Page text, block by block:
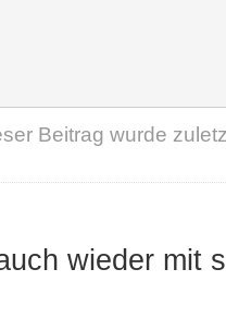
Beitrag wurde
wieder mit